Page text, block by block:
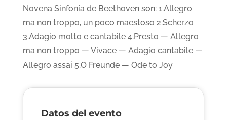
Novena Sinfonía de Beethoven son: 1.Allegro
ma non troppo, un poco maestoso 2.Scherzo
3.Adagio molto e cantabile 4.Presto — Allegro
ma non troppo — Vivace — Adagio cantabile —
Allegro assai 5.O Freunde — Ode to Joy
Datos del evento